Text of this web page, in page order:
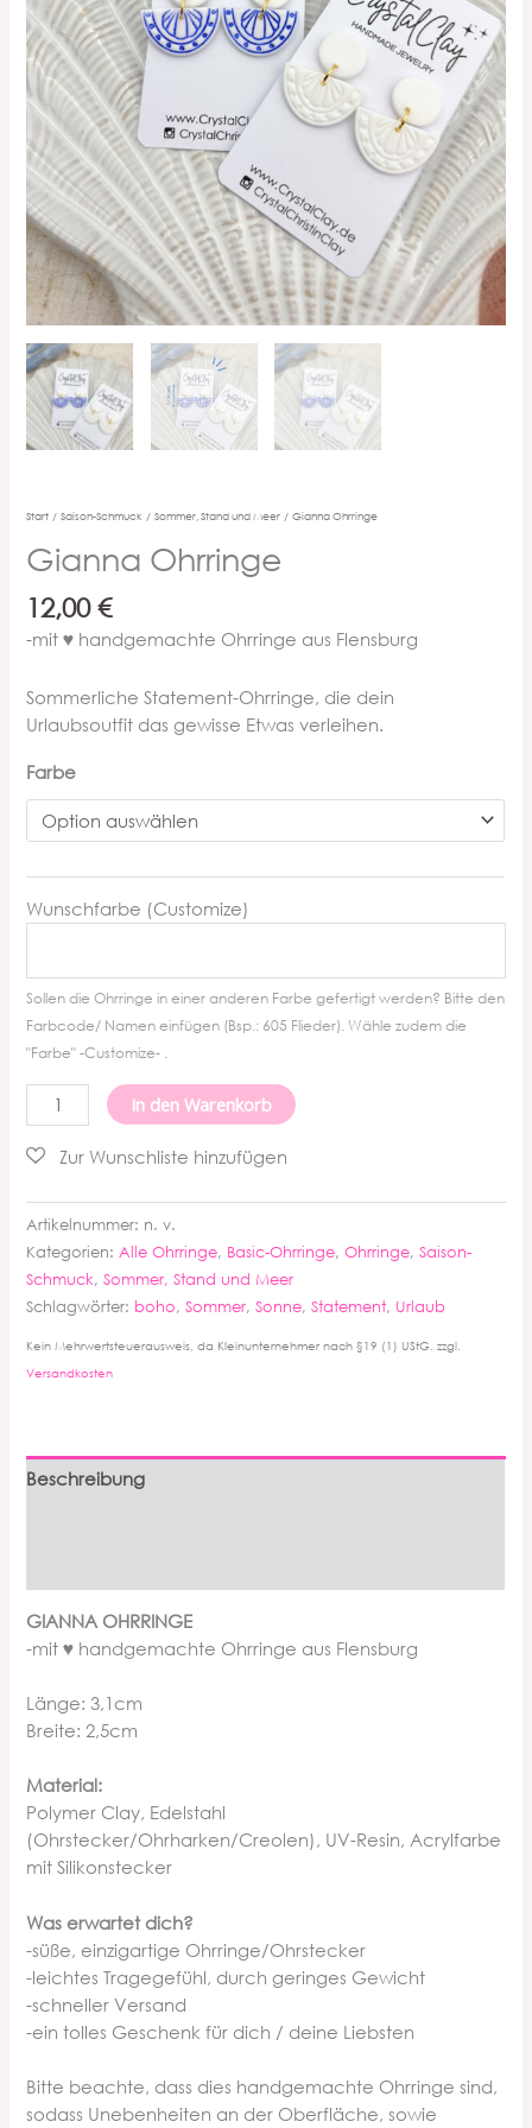
Start /Saison-Schmuck /Sommer, Stand und Meer / Gianna Ohrringe
Gianna Ohrringe
12,00€
-mit ♥ handgemachte Ohrringe aus Flensburg
Sommerliche Statement-Ohrringe, die dein
Urlaubsoutfit das gewisse Etwas verleihen.
Farbe
Wunschfarbe (Customize)
Sollen die Ohrringe in einer anderen Farbe gefertigt werden? Bitte den
Farbcode/ Namen einfügen (Bsp.: 605 Flieder). Wähle zudem die
"Farbe" -Customize- .
Gianna
Ohrringe
Menge
In den Warenkorb
Artikelnummer: n. v.
Kategorien:Alle Ohrringe, Basic-Ohrringe,Ohrringe,Saison-
Schmuck,Sommer, Stand und Meer
Schlagwörter: boho,Sommer,Sonne,Statement, Urlaub
Kein Mehrwertsteuerausweis, da Kleinunternehmer nach §19 (1) UStG. zzgl.
Versandkosten
Beschreibung
GIANNA OHRRINGE
-mit ♥ handgemachte Ohrringe aus Flensburg
Länge: 3,1cm
Breite: 2,5cm
Material:
Polymer Clay, Edelstahl
(Ohrstecker/Ohrharken/Creolen), UV-Resin, Acrylfarbe
mit Silikonstecker
Was erwartet dich?
-süße, einzigartige Ohrringe/Ohrstecker
-leichtes Tragegefühl, durch geringes Gewicht
-schneller Versand
-ein tolles Geschenk für dich / deine Liebsten
Bitte beachte, dass dies handgemachte Ohrringe sind,
sodass Unebenheiten an der Oberfläche, sowie